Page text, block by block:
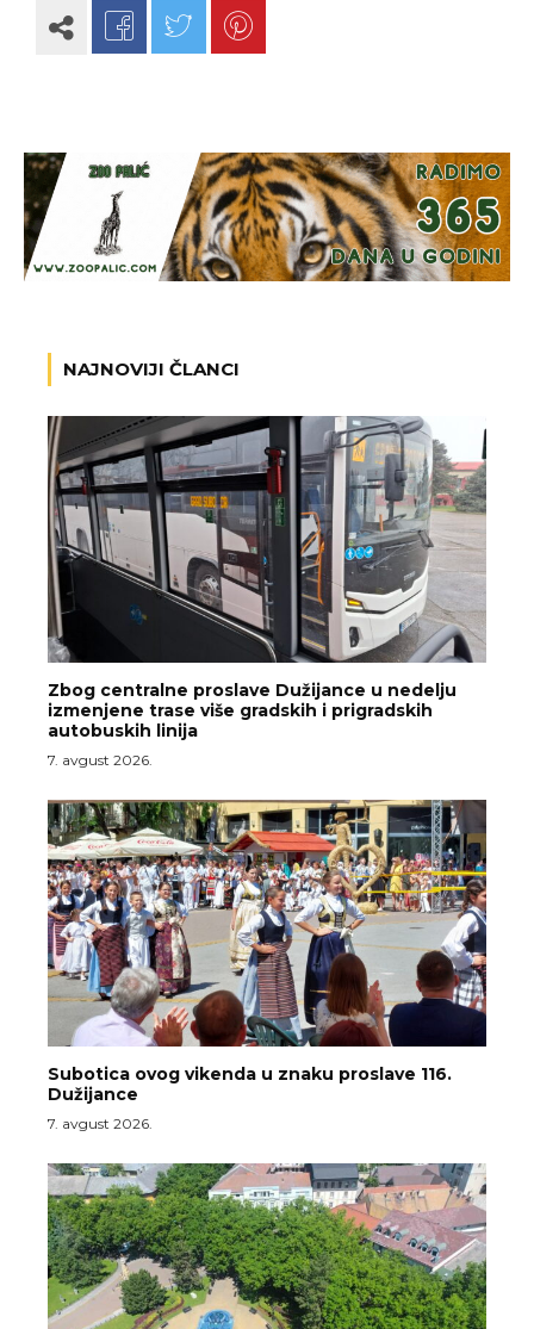
NAJNOVIJI ČLANCI
Zbog centralne proslave Dužijance u nedelju
izmenjene trase više gradskih i prigradskih
autobuskih linija
7. avgust 2026.
Subotica ovog vikenda u znaku proslave 116.
Dužijance
7. avgust 2026.